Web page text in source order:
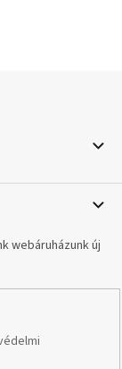
webáruházunk új